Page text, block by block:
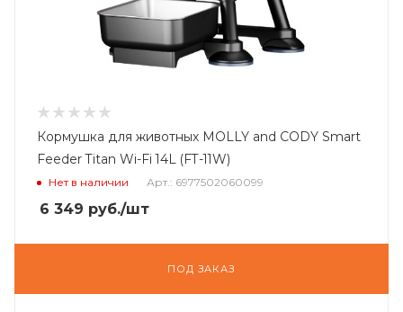
Кормушка для животных MOLLY and CODY Smart
Feeder Titan Wi-Fi 14L (FT-11W)
Нет в наличии Арт.: 6977502060099
6 349 руб./шт
ПОД ЗАКАЗ